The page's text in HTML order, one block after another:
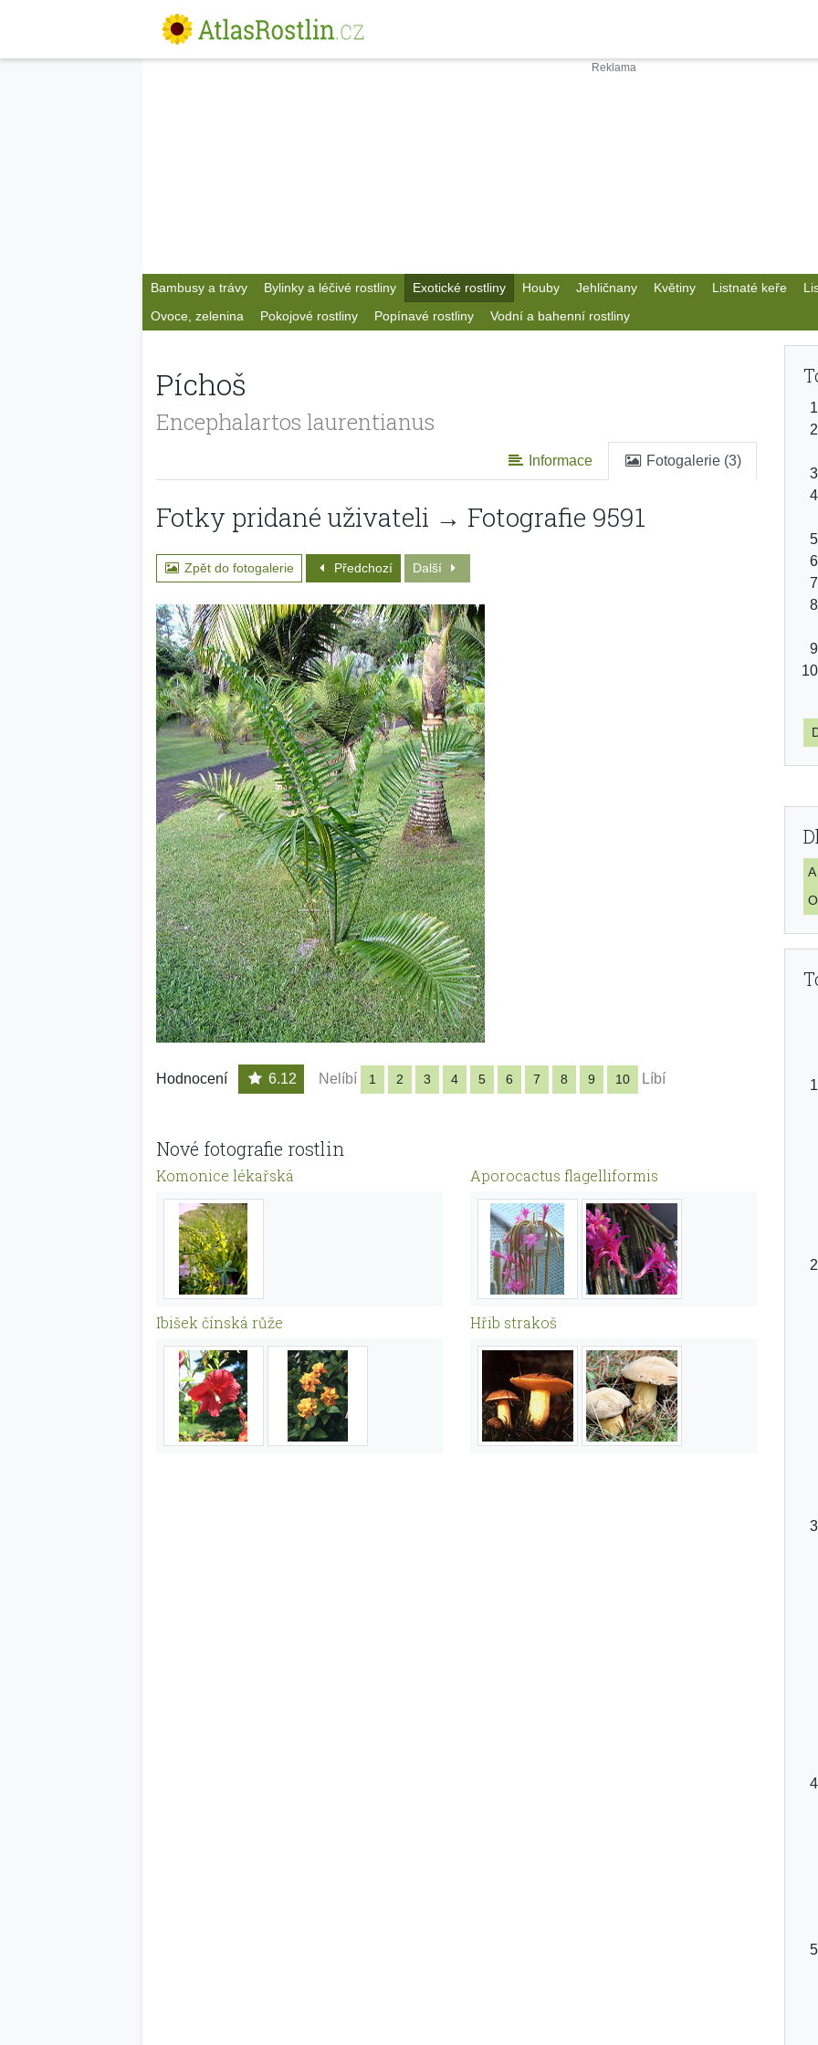
Bambusy a trávy Bylinky a léčivé rostliny Exotické rostliny Houby Jehličnany Květiny Listnaté keře
Ovoce, zelenina
Pokojové rostliny Popínavé rostliny Vodní a bahenní rostliny
Píchoš
Encephalartos laurentianus
Informace Fotogalerie (3)
Fotky pridané uživateli → Fotografie 9591
Zpět do fotogalerie Předchozí Další
Hodnocení 6.12 Nelíbí 1 2 3 4 5 6 7 8 9 10 Líbí
Nové fotografie rostlin
Komonice lékařská Aporocactus flagelliformis
Ibišek čínská růže Hřib strakoš
A
O